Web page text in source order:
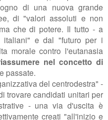
di una nuova grande
di "valori assoluti e non
che di potere. Il tutto - a
italiani" e dal "futuro per i
morale contro l'eutanasia
nel concetto di
passate.
del centrodestra" -
trovare candidati unitari per
- una via d'uscita è
creati "all'inizio e